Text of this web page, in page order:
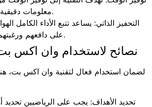
معلومات دقيقية بشكل فوري.
التحفيز الذاتي: يساعد تتبع الأداء الكامل
على دافعهم ورغبتهم في التحسن.
نصائح لاستخدام وان اكس
لضمان استخدام فعال لتقنية وان اكس بت،
تحديد الأهداف: يجب على الرياضيين